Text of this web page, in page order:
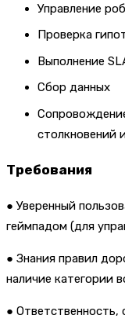
Управление
Проверка
Выполнение
Сбор данных
столкновений
Требования
● Уверенный
геймпадом (для
● Знания правил
наличие категории
● Ответственность,